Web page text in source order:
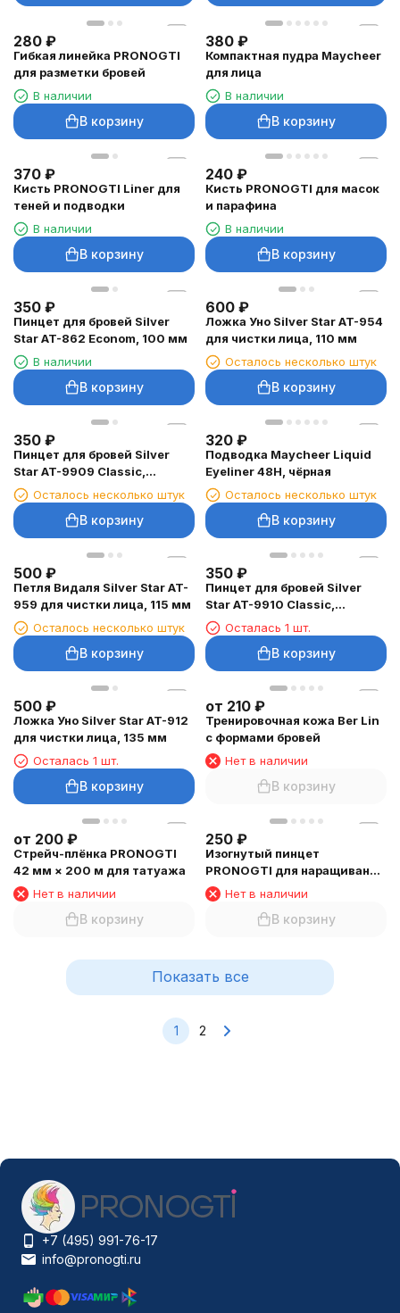
280 ₽
Гибкая линейка PRONOGTI
для разметки бровей
В наличии
В корзину
380 ₽
Компактная пудра Maycheer
для лица
В наличии
В корзину
370 ₽
Кисть PRONOGTI Liner для
теней и подводки
В наличии
В корзину
240 ₽
Кисть PRONOGTI для масок
и парафина
В наличии
В корзину
350 ₽
Пинцет для бровей Silver
Star AT-862 Econom, 100 мм
В наличии
В корзину
600 ₽
Ложка Уно Silver Star AT-954
для чистки лица, 110 мм
Осталось несколько штук
В корзину
350 ₽
Пинцет для бровей Silver
Star AT-9909 Classic,
скошенный
Осталось несколько штук
В корзину
320 ₽
Подводка Maycheer Liquid
Eyeliner 48H, чёрная
Осталось несколько штук
В корзину
500 ₽
Петля Видаля Silver Star AT-
959 для чистки лица, 115 мм
Осталось несколько штук
В корзину
350 ₽
Пинцет для бровей Silver
Star AT-9910 Classic,
скошенный
Осталась 1 шт.
В корзину
500 ₽
Ложка Уно Silver Star AT-912
для чистки лица, 135 мм
Осталась 1 шт.
В корзину
от 210 ₽
Тренировочная кожа Ber Lin
с формами бровей
Нет в наличии
В корзину
от 200 ₽
Стрейч-плёнка PRONOGTI
42 мм × 200 м для татуажа
Нет в наличии
В корзину
250 ₽
Изогнутый пинцет
PRONOGTI для наращивания
ресницНет в наличии
В корзину
Показать все
1 2
+7 (495) 991-76-17
info@pronogti.ru